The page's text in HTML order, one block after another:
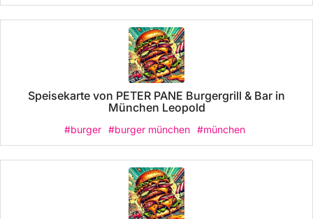
Speisekarte von PETER PANE Burgergrill & Bar in
München Leopold
#burger #burger münchen #münchen